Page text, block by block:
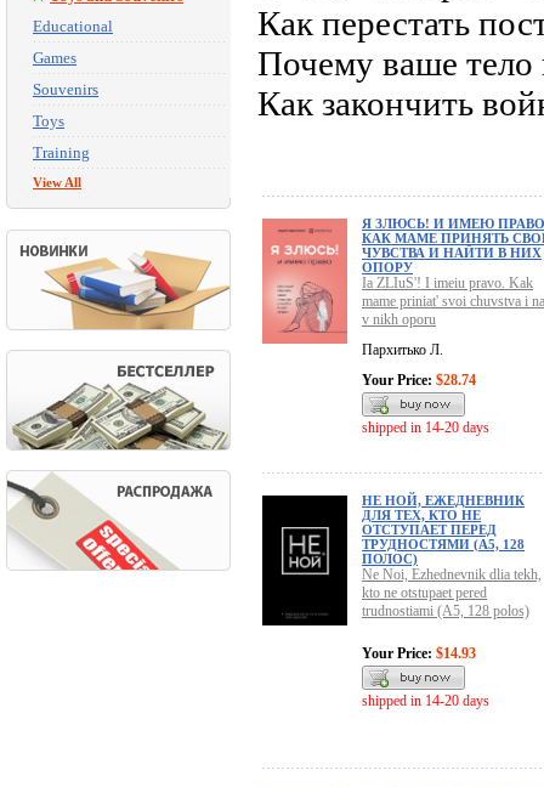
Educational
Games
Souvenirs
Toys
Training
View All
Как перестать
Почему ваше тело
Как закончить
Я ЗЛЮСЬ! И ИМЕЮ
КАК МАМЕ ПРИНЯТЬ
ЧУВСТВА И НАЙТИ В НИХ
ОПОРУ
Ia ZLIuS'! I imeiu pravo. Kak
mame priniat' svoi chuvstva i
v nikh oporu
Пархитько Л.
Your Price: $28.74
shipped in 14-20 days
НЕ НОЙ, ЕЖЕДНЕВНИК
ДЛЯ ТЕХ, КТО НЕ
ОТСТУПАЕТ ПЕРЕД
ТРУДНОСТЯМИ (А5, 128
ПОЛОС)
Ne Noi, Ezhednevnik dlia tekh,
kto ne otstupaet pered
trudnostiami (A5, 128 polos)
Your Price: $14.93
shipped in 14-20 days